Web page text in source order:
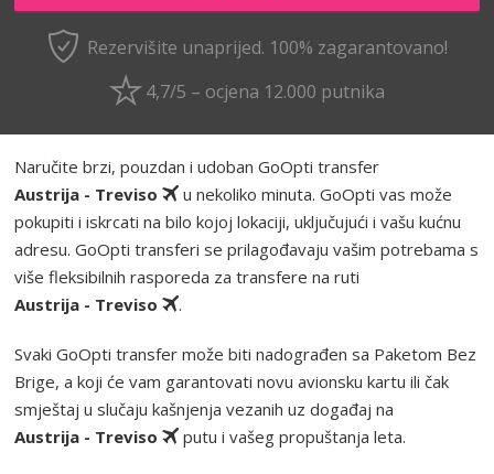
Rezervišite unaprijed. 100% zagarantovano!
4,7/5 – ocjena 12.000 putnika
Naručite brzi, pouzdan i udoban GoOpti transfer
Austrija - Treviso
u nekoliko minuta. GoOpti vas može
pokupiti i iskrcati na bilo kojoj lokaciji, uključujući i vašu kućnu
adresu. GoOpti transferi se prilagođavaju vašim potrebama s
više fleksibilnih rasporeda za transfere na ruti
Austrija - Treviso
.
Svaki GoOpti transfer može biti nadograđen sa Paketom Bez
Brige, a koji će vam garantovati novu avionsku kartu ili čak
smještaj u slučaju kašnjenja vezanih uz događaj na
Austrija - Treviso
putu i vašeg propuštanja leta.